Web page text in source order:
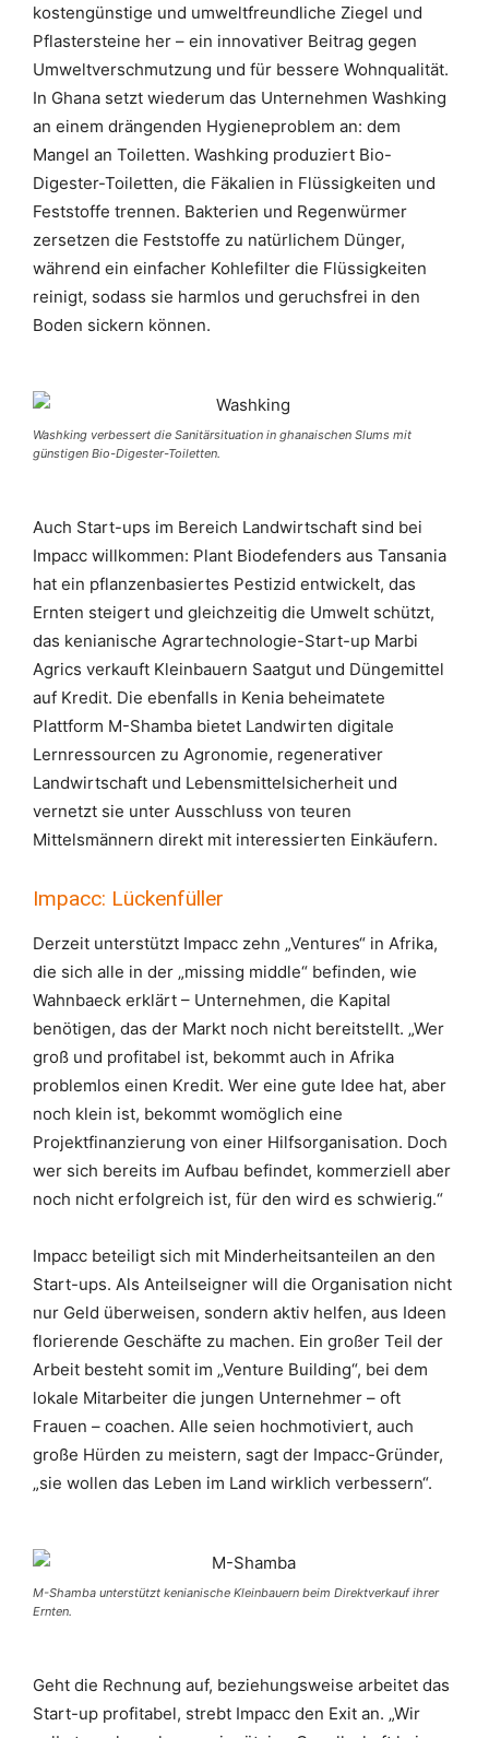
kostengünstige und umweltfreundliche Ziegel und
Pflastersteine her – ein innovativer Beitrag gegen
Umweltverschmutzung und für bessere Wohnqualität.
In Ghana setzt wiederum das Unternehmen Washking
an einem drängenden Hygieneproblem an: dem
Mangel an Toiletten. Washking produziert Bio-
Digester-Toiletten, die Fäkalien in Flüssigkeiten und
Feststoffe trennen. Bakterien und Regenwürmer
zersetzen die Feststoffe zu natürlichem Dünger,
während ein einfacher Kohlefilter die Flüssigkeiten
reinigt, sodass sie harmlos und geruchsfrei in den
Boden sickern können.
Washking verbessert die Sanitärsituation in ghanaischen Slums mit
günstigen Bio-Digester-Toiletten.
Auch Start-ups im Bereich Landwirtschaft sind bei
Impacc willkommen: Plant Biodefenders aus Tansania
hat ein pflanzenbasiertes Pestizid entwickelt, das
Ernten steigert und gleichzeitig die Umwelt schützt,
das kenianische Agrartechnologie-Start-up Marbi
Agrics verkauft Kleinbauern Saatgut und Düngemittel
auf Kredit. Die ebenfalls in Kenia beheimatete
Plattform M-Shamba bietet Landwirten digitale
Lernressourcen zu Agronomie, regenerativer
Landwirtschaft und Lebensmittelsicherheit und
vernetzt sie unter Ausschluss von teuren
Mittelsmännern direkt mit interessierten Einkäufern.
Impacc: Lückenfüller
Derzeit unterstützt Impacc zehn „Ventures“ in Afrika,
die sich alle in der „missing middle“ befinden, wie
Wahnbaeck erklärt – Unternehmen, die Kapital
benötigen, das der Markt noch nicht bereitstellt. „Wer
groß und profitabel ist, bekommt auch in Afrika
problemlos einen Kredit. Wer eine gute Idee hat, aber
noch klein ist, bekommt womöglich eine
Projektfinanzierung von einer Hilfsorganisation. Doch
wer sich bereits im Aufbau befindet, kommerziell aber
noch nicht erfolgreich ist, für den wird es schwierig.“
Impacc beteiligt sich mit Minderheitsanteilen an den
Start-ups. Als Anteilseigner will die Organisation nicht
nur Geld überweisen, sondern aktiv helfen, aus Ideen
florierende Geschäfte zu machen. Ein großer Teil der
Arbeit besteht somit im „Venture Building“, bei dem
lokale Mitarbeiter die jungen Unternehmer – oft
Frauen – coachen. Alle seien hochmotiviert, auch
große Hürden zu meistern, sagt der Impacc-Gründer,
„sie wollen das Leben im Land wirklich verbessern“.
M-Shamba unterstützt kenianische Kleinbauern beim Direktverkauf ihrer
Ernten.
Geht die Rechnung auf, beziehungsweise arbeitet das
Start-up profitabel, strebt Impacc den Exit an. „Wir